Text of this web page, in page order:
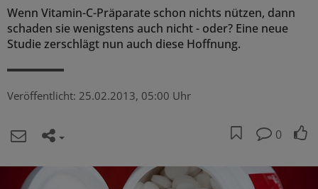
Wenn Vitamin-C-Präparate schon nichts nützen, dann
schaden sie wenigstens auch nicht - oder? Eine neue
Studie zerschlägt nun auch diese Hoffnung.
Veröffentlicht: 25.02.2013, 05:00 Uhr
0